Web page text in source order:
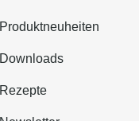
Produktneuheiten
Downloads
Rezepte